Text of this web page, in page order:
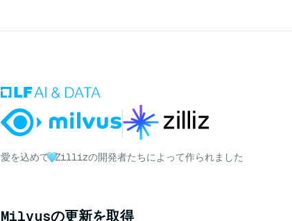
愛を込めて Zillizの開発者たちによって作られました
Milvusの更新を取得